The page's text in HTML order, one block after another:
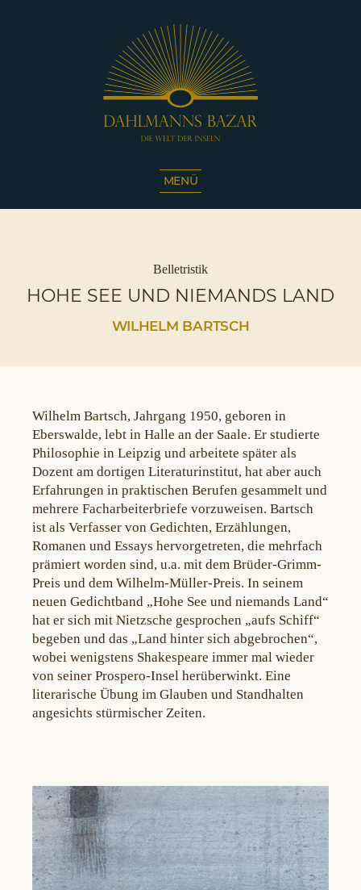
Die
|
Café
Sassnitz
MENÜ
Kategorien
Belletristik
HOHE SEE UND NIEMANDS LAND
WILHELM BARTSCH
Wilhelm Bartsch, Jahrgang 1950, geboren in
Eberswalde, lebt in Halle an der Saale. Er studierte
Philosophie in Leipzig und arbeitete später als
Dozent am dortigen Literaturinstitut, hat aber auch
Erfahrungen in praktischen Berufen gesammelt und
mehrere Facharbeiterbriefe vorzuweisen. Bartsch
ist als Verfasser von Gedichten, Erzählungen,
Romanen und Essays hervorgetreten, die mehrfach
prämiert worden sind, u.a. mit dem Brüder-Grimm-
Preis und dem Wilhelm-Müller-Preis. In seinem
neuen Gedichtband „Hohe See und niemands Land“
hat er sich mit Nietzsche gesprochen „aufs Schiff“
begeben und das „Land hinter sich abgebrochen“,
wobei wenigstens Shakespeare immer mal wieder
von seiner Prospero-Insel herüberwinkt. Eine
literarische Übung im Glauben und Standhalten
angesichts stürmischer Zeiten.